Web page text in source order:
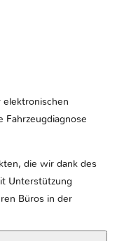
Fahrzeugdiagnose
die wir dank des
Unterstützung
Büros in der